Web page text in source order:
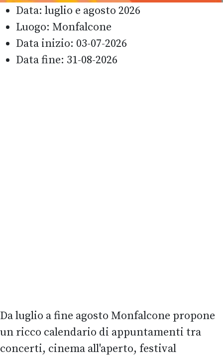
Data: luglio e agosto 2026
Luogo: Monfalcone
Data inizio: 03-07-2026
Data fine: 31-08-2026
Da luglio a fine agosto Monfalcone propone
un ricco calendario di appuntamenti tra
concerti, cinema all'aperto, festival